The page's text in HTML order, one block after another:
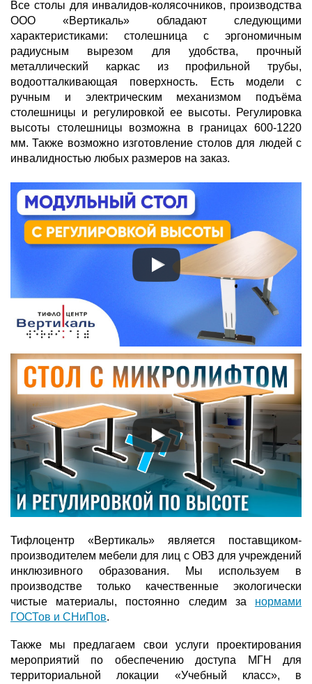
Все столы для инвалидов-колясочников, производства
ООО «Вертикаль» обладают следующими
характеристиками: столешница с эргономичным
радиусным вырезом для удобства, прочный
металлический каркас из профильной трубы,
водоотталкивающая поверхность. Есть модели с
ручным и электрическим механизмом подъёма
столешницы и регулировкой ее высоты. Регулировка
высоты столешницы возможна в границах 600-1220
мм. Также возможно изготовление столов для людей с
инвалидностью любых размеров на заказ.
Тифлоцентр «Вертикаль» является поставщиком-
производителем мебели для лиц с ОВЗ для учреждений
инклюзивного образования. Мы используем в
производстве только качественные экологически
чистые материалы, постоянно следим за нормами
ГОСТов и СНиПов.
Также мы предлагаем свои услуги проектирования
мероприятий по обеспечению доступа МГН для
территориальной локации «Учебный класс», в